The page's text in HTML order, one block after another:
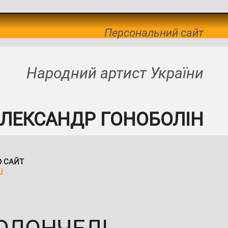
Персональний сайт
Народний артист України
ГОНОБОЛІН
САЙТ